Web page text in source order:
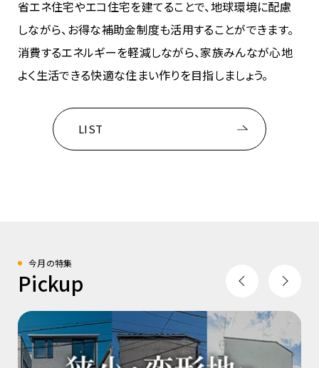
省エネ住宅やエコ住宅を建てることで、地球環境に配慮
しながら、お得な補助金制度も活用することができます。
消費するエネルギーを軽減しながら、家族みんなが心地
よく生活できる快適な住まい作りを目指しましょう。
LIST
今月の特集
Pickup